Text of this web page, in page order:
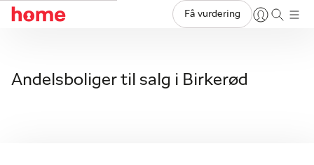
Få vurdering
Andelsboliger til salg i Birkerød